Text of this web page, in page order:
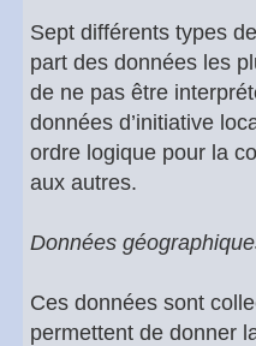
Sept différents types
part des données les
de ne pas être
données d’initiative
ordre logique pour la
aux autres.
Données
Ces données sont
permettent de donner